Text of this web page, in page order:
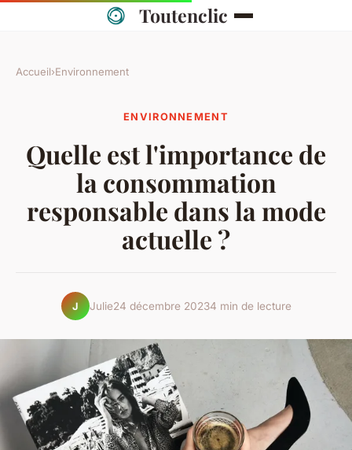
Toutenclic
Accueil›Environnement
ENVIRONNEMENT
Quelle est l'importance de
la consommation
responsable dans la mode
actuelle ?
J Julie24 décembre 20234 min de lecture